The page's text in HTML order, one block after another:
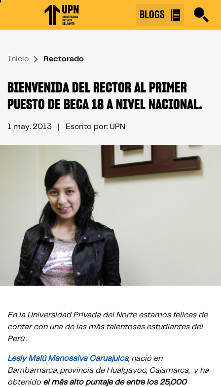
↷
BLOGS
Inicio Rectorado
BIENVENIDA DEL RECTOR AL PRIMER
PUESTO DE BECA 18 A NIVEL NACIONAL.
1 may. 2013 | Escrito por: UPN
En la Universidad Privada del Norte estamos felices de
contar con una de las más talentosas estudiantes del
Perú .
Lesly Malú Manosalva Caruajulca, nació en
Bambamarca, provincia de Hualgayoc, Cajamarca, y ha
obtenido el más alto puntaje de entre los 25,000